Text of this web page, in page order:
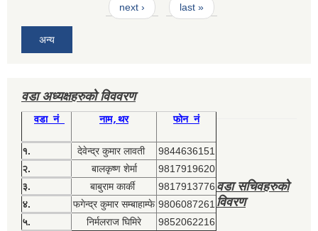
next › last »
अन्य
वडा अध्यक्षहरुको विववरण
वडा नं नाम,थर फोन नं
१. देवेन्द्र कुमार लावती
9844636151
२.
बालकृष्ण शेर्मा
9817919620
३.
बाबुराम कार्की
9817913776
४.
फगेन्द्र कुमार सम्बाहाम्फे 9806087261
५.
निर्मलराज घिमिरे 9852062216
वडा सचिवहरुको
विवरण